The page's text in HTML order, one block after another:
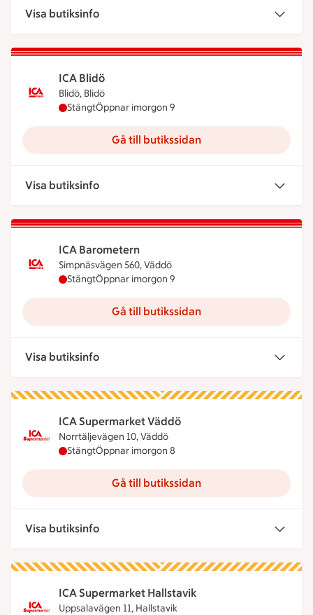
Visa butiksinfo
ICA Blidö
Blidö, Blidö
ICA Blidö har stängt idag, öppnar imorgon
StängtÖppnar imorgon 9
Gå till butikssidan
Visa butiksinfo
ICA Barometern
Simpnäsvägen 560, Väddö
ICA Barometern har stängt idag, öppnar imorgon
StängtÖppnar imorgon 9
Gå till butikssidan
Visa butiksinfo
ICA Supermarket Väddö
Norrtäljevägen 10, Väddö
ICA Supermarket Väddö har stängt idag, öppnar
StängtÖppnar imorgon 8
Gå till butikssidan
Visa butiksinfo
ICA Supermarket Hallstavik
Uppsalavägen 11, Hallstavik